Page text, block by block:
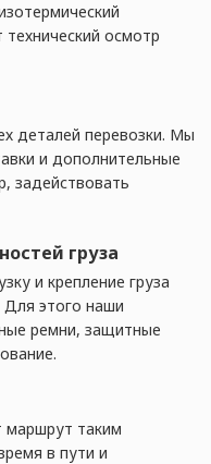
осмотр
деталей перевозки. Мы
и дополнительные
задействовать
груза
и крепление груза
этого наши
ремни, защитные
таким
в пути и